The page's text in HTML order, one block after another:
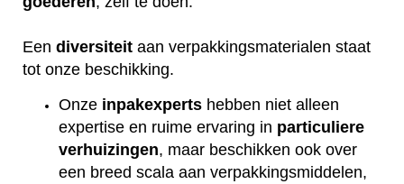
Een diversiteit aan verpakkingsmaterialen staat
tot onze beschikking.
Onze inpakexperts hebben niet alleen
expertise en ruime ervaring in particuliere
verhuizingen, maar beschikken ook over
een breed scala aan verpakkingsmiddelen,